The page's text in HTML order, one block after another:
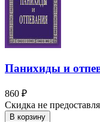
Панихиды и
860 ₽
Скидка не
В корзину